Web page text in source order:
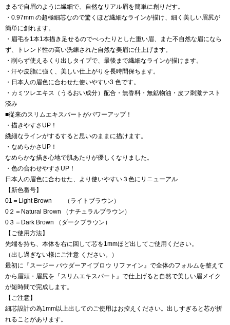
まるで自眉のように繊細で、自然なリアル眉を簡単に創りだす。
・0.97mm の超極細芯なので驚くほど繊細なラインが描け、細く美しい眉尻が
簡単に創れます。
・眉毛を1本1本描き足せるのでべったりとした重い眉、また不自然な眉になら
ず、トレンド性の高い洗練された自然な美眉に仕上げます。
・削らず使えるくり出しタイプで、最後まで繊細なラインが描けます。
・汗や皮脂に強く、美しい仕上がりを長時間保ちます。
・日本人の眉色に合わせた使いやすい3 色です。
・カミツレエキス（うるおい成分）配合・無香料・無鉱物油・皮フ刺激テスト
済み
■従来のスリムエキスパートがパワーアップ！
・描きやすさUP！
繊細なラインがするすると思いのままに描けます。
・なめらかさUP！
なめらかな描き心地で肌あたりが優しくなりました。
・色の合わせやすさUP！
日本人の眉色に合わせた、より使いやすい３色にリニューアル
【新色番号】
01＝Light Brown （ライトブラウン）
0２＝Natural Brown （ナチュラルブラウン）
0３＝Dark Brown （ダークブラウン）
【ご使用方法】
先端を持ち、本体を右に回して芯を1mmほど出してご使用ください。
（出し過ぎない様にご注意 ください。）
最初に『スージー パウダーアイブロウ リファイン』で全体のフォルムを整えて
から眉頭・眉尻を『スリムエキスパート』で仕上げると自然で美しい眉メイク
が短時間で完成します。
【ご注意】
細芯設計の為1mm以上出してのご使用はお控えください。出しすぎると芯が折
れることがあります。